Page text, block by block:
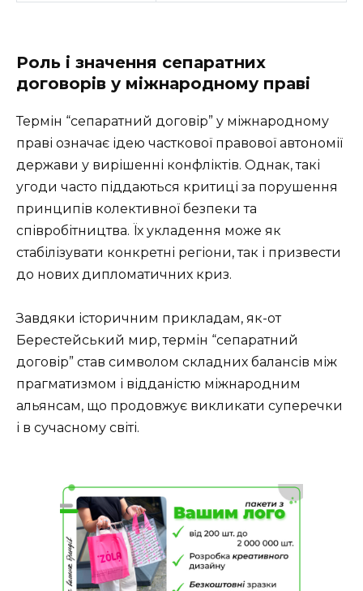
Роль і значення сепаратних
договорів у міжнародному праві
Термін “сепаратний договір” у міжнародному
праві означає ідею часткової правової автономії
держави у вирішенні конфліктів. Однак, такі
угоди часто піддаються критиці за порушення
принципів колективної безпеки та
співробітництва. Їх укладення може як
стабілізувати конкретні регіони, так і призвести
до нових дипломатичних криз.
Завдяки історичним прикладам, як-от
Берестейський мир, термін “сепаратний
договір” став символом складних балансів між
прагматизмом і відданістю міжнародним
альянсам, що продовжує викликати суперечки
і в сучасному світі.